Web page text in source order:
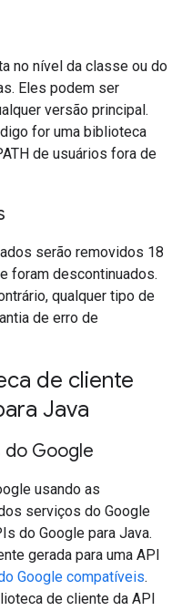
no nível da classe ou do
Eles podem ser
versão principal.
for uma biblioteca
de usuários fora de
serão removidos 18
foram descontinuados.
qualquer tipo de
de erro de
de cliente
Java
do Google
usando as
serviços do Google
do Google para Java.
gerada para uma API
Google compatíveis.
de cliente da API